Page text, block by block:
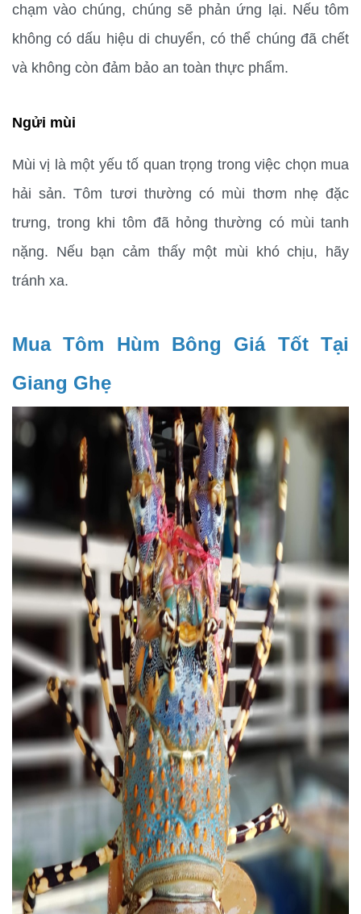
chạm vào chúng, chúng sẽ phản ứng lại. Nếu tôm
không có dấu hiệu di chuyển, có thể chúng đã chết
và không còn đảm bảo an toàn thực phẩm.
Ngửi mùi
Mùi vị là một yếu tố quan trọng trong việc chọn mua
hải sản. Tôm tươi thường có mùi thơm nhẹ đặc
trưng, trong khi tôm đã hỏng thường có mùi tanh
nặng. Nếu bạn cảm thấy một mùi khó chịu, hãy
tránh xa.
Mua Tôm Hùm Bông Giá Tốt Tại
Giang Ghẹ